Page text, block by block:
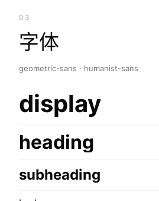
03
字体
geometric-sans · humanist-sans
display
heading
subheading